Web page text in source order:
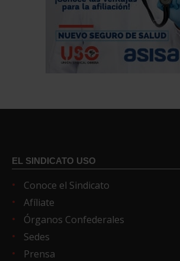
EL SINDICATO USO
Conoce el Sindicato
Afíliate
Órganos Confederales
Sedes
Prensa